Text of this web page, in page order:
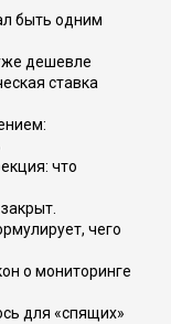
быть одним
дешевле
ставка
что
чего
о мониторинге
для «спящих»